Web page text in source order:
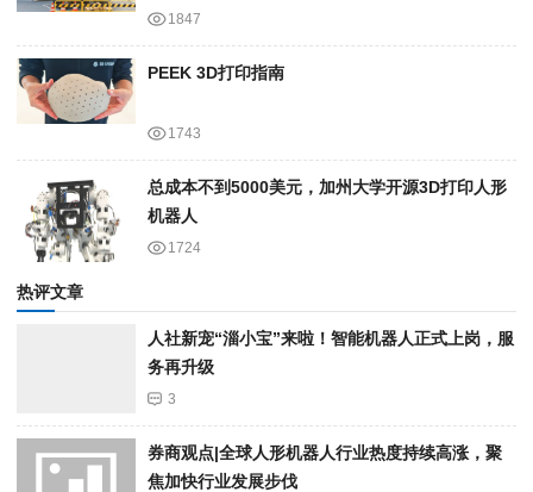
1847
PEEK 3D打印指南
1743
总成本不到5000美元，加州大学开源3D打印人形
机器人
1724
热评文章
人社新宠“淄小宝”来啦！智能机器人正式上岗，服
务再升级
3
券商观点|全球人形机器人行业热度持续高涨，聚
焦加快行业发展步伐